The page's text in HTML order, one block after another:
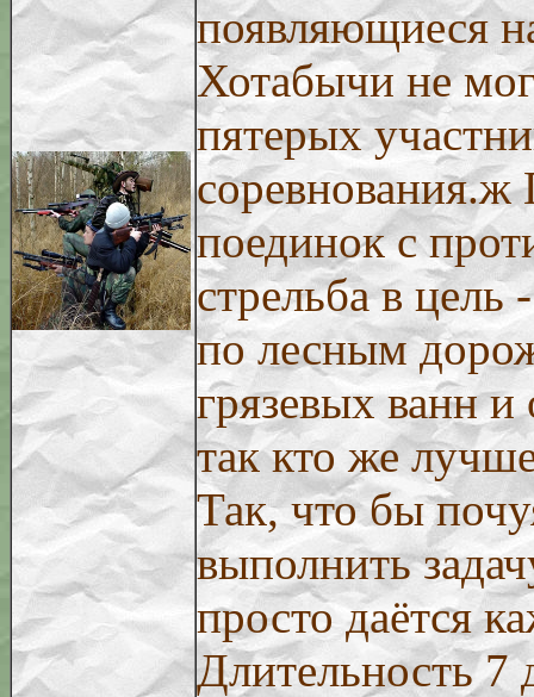
появляющиеся
Хотабычи не
пятерых
поединок с
стрельба в цель
по лесным
грязевых ванн и
так кто же
Так, что бы
выполнить
просто даётся
Длительность 7